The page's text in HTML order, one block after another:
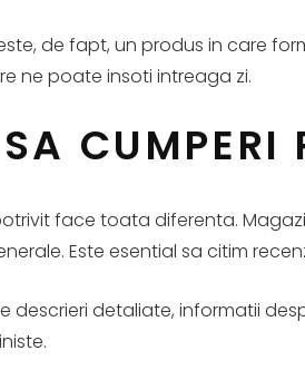
de fapt, un produs in care
ne poate insoti intreaga zi.
CUMPERI
face toata diferenta.
Este esential sa citim
descrieri detaliate, informatii